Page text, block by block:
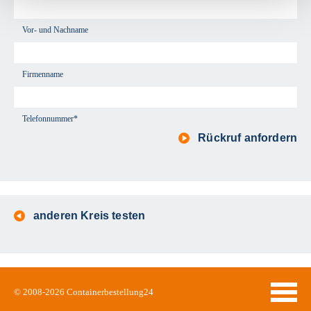
Vor- und Nachname
Firmenname
Telefonnummer*
Rückruf anfordern
anderen Kreis testen
© 2008-2026 Containerbestellung24